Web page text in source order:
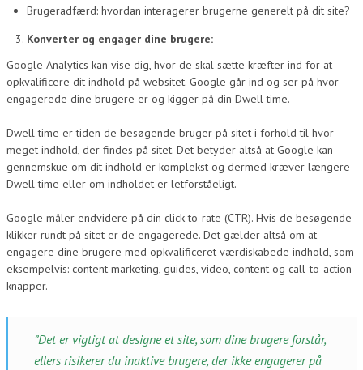
Brugeradfærd: hvordan interagerer brugerne generelt på dit site?
Konverter og engager dine brugere:
Google Analytics kan vise dig, hvor de skal sætte kræfter ind for at
opkvalificere dit indhold på websitet. Google går ind og ser på hvor
engagerede dine brugere er og kigger på din Dwell time.
Dwell time er tiden de besøgende bruger på sitet i forhold til hvor
meget indhold, der findes på sitet. Det betyder altså at Google kan
gennemskue om dit indhold er komplekst og dermed kræver længere
Dwell time eller om indholdet er letforståeligt.
Google måler endvidere på din click-to-rate (CTR). Hvis de besøgende
klikker rundt på sitet er de engagerede. Det gælder altså om at
engagere dine brugere med opkvalificeret værdiskabede indhold, som
eksempelvis: content marketing, guides, video, content og call-to-action
knapper.
”Det er vigtigt at designe et site, som dine brugere forstår,
ellers risikerer du inaktive brugere, der ikke engagerer på